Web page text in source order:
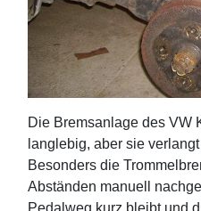
Die Bremsanlage des VW
langlebig, aber sie
Besonders die
Abständen manuell
Pedalweg kurz bleibt und